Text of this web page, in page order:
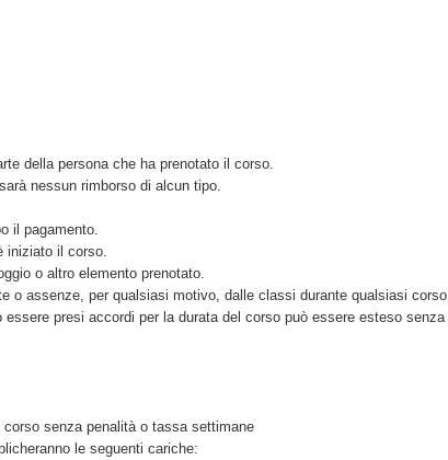
della persona che ha prenotato il corso.
nessun rimborso di alcun tipo.
il pagamento.
iniziato il corso.
o altro elemento prenotato.
assenze, per qualsiasi motivo, dalle classi durante qualsiasi corso.
presi accordi per la durata del corso può essere esteso senza
senza penalità o tassa settimane
le seguenti cariche: